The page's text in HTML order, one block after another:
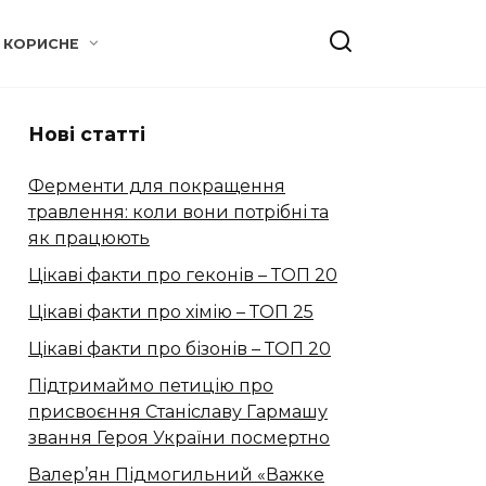
КОРИСНЕ
Нові статті
Ферменти для покращення
травлення: коли вони потрібні та
як працюють
Цікаві факти про геконів – ТОП 20
Цікаві факти про хімію – ТОП 25
Цікаві факти про бізонів – ТОП 20
Підтримаймо петицію про
присвоєння Станіславу Гармашу
звання Героя України посмертно
Валер’ян Підмогильний «Важке